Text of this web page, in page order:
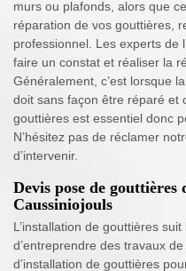
murs ou plafonds, alors que
réparation de vos gouttières,
professionnel. Les experts de
faire un constat et réaliser la
Généralement, c’est lorsque
doit sans façon être réparé et
gouttières est essentiel donc
N’hésitez pas de réclamer
d’intervenir.
Devis pose de
Caussiniojouls
L’installation de gouttières
d’entreprendre des travaux
d’installation de gouttières